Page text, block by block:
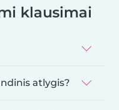
klausimai
atlygis?